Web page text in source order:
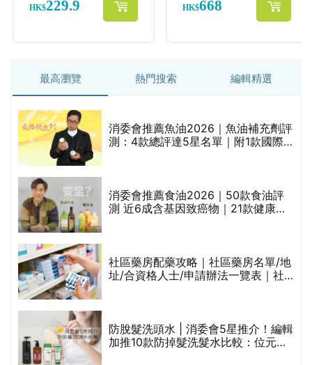
最高瀏覽 熱門搜索 編輯精選
消委會推薦魚油2026｜魚油補充劑評
測：4款總評達5星名單｜附1款國際
消委會推薦食油2026｜50款食油評
測 近6成含基因致癌物｜21款健康煮
社區藥房配藥攻略｜社區藥房名單/地
址/合資格人士/申請辦法一覽表｜社
防脫髮洗頭水 | 消委會5星推介！編輯
加推10款防掉髮洗髮水比較：位元